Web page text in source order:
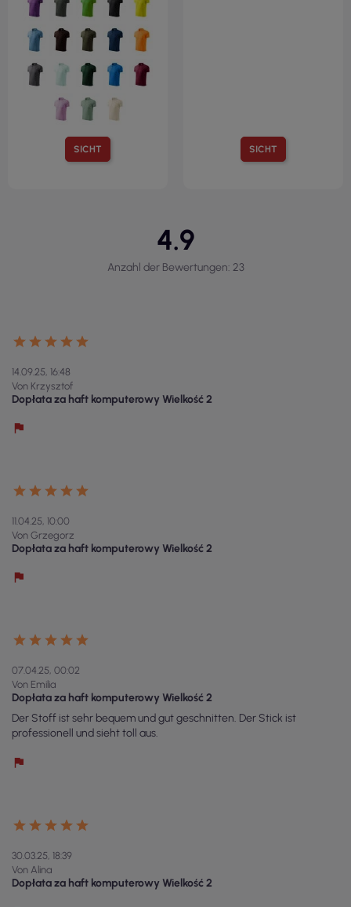
SICHT SICHT
4.9
Anzahl der Bewertungen: 23
14.09.25, 16:48
Von Krzysztof
Dopłata za haft komputerowy Wielkość 2
11.04.25, 10:00
Von Grzegorz
Dopłata za haft komputerowy Wielkość 2
07.04.25, 00:02
Von Emilia
Dopłata za haft komputerowy Wielkość 2
Der Stoff ist sehr bequem und gut geschnitten. Der Stick ist
professionell und sieht toll aus.
30.03.25, 18:39
Von Alina
Dopłata za haft komputerowy Wielkość 2